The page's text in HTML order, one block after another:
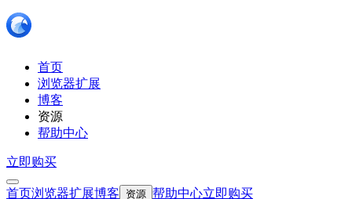
首页
浏览器扩展
博客
资源
帮助中心
立即购买
首页浏览器扩展博客 资源 帮助中心立即购买